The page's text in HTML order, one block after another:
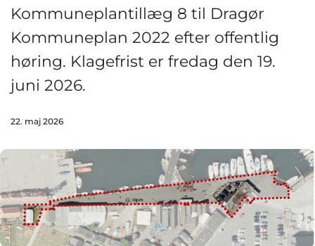
Kommuneplantillæg 8 til Dragør
Kommuneplan 2022 efter offentlig
høring. Klagefrist er fredag den 19.
juni 2026.
22. maj 2026